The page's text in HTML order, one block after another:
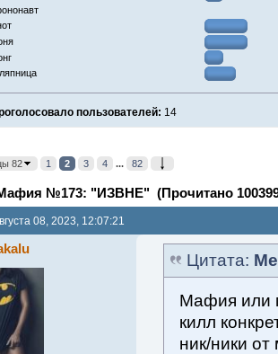
пользователей: 14
82 1 2 3 4 ... 82
№173: "ИЗВНЕ" (Прочитано 100399
08, 2023, 12:07:21
Цитата:
Мафия или
килл
ник/ники